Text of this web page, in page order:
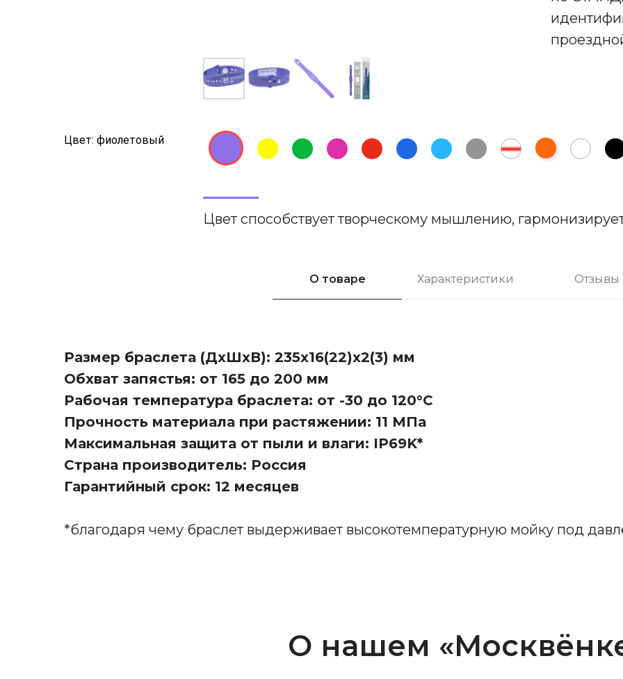
Цвет: фиолетовый
Цвет способствует творческому мышлению,
О товаре Характеристики Отзывы
Размер браслета (ДхШхВ): 235х16(22)х2(3) мм
Обхват запястья: от 165 до 200 мм
Рабочая температура браслета: от -30 до 120°C
Прочность материала при растяжении: 11 МПа
Максимальная защита от пыли и влаги: IP69K*
Страна производитель: Россия
Гарантийный срок: 12 месяцев
*благодаря чему браслет выдерживает высокотемпературную мойку под
О нашем